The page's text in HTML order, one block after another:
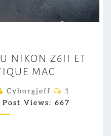
E
NIKON Z6II ET
MAC
Cyborgjeff
C
M
1
Post Views: 667